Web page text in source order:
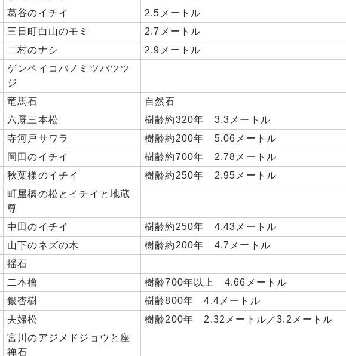
葛谷のイチイ 2.5メートル
三日町白山のモミ 2.7メートル
二村のナシ 2.9メートル
ゲンペイコバノミツバツツ
ジ
竜馬石 自然石
六厩三本松 樹齢約320年 3.3メートル
寺河戸サワラ 樹齢約200年 5.06メートル
岡田のイチイ 樹齢約700年 2.78メートル
秋葉様のイチイ 樹齢約250年 2.95メートル
町屋橋の松とイチイと地蔵
尊
中田のイチイ 樹齢約250年 4.43メートル
山下のネズの木 樹齢約200年 4.7メートル
揺石
二本檜 樹齢700年以上 4.66メートル
銀杏樹 樹齢800年 4.4メートル
夫婦松 樹齢200年 2.32メートル／3.2メートル
宮川のアジメドジョウと座
禅石